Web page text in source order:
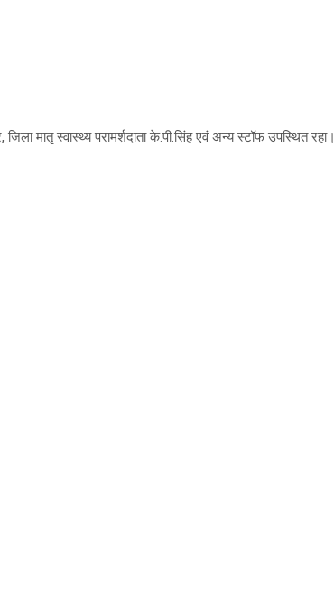
मातृ स्वास्थ्य परामर्शदाता के.पी.सिंह एवं अन्य स्टॉफ उपस्थित रहा।